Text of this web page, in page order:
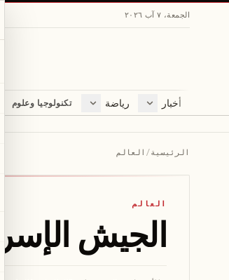
الجمعة، ٧ آب ٢٠٢٦
أخبار
اخبار لبنان
رياضة
كرة القدم
تكنولوجيا وعلوم
الرئيسية/ العالم
العالم
الجيش